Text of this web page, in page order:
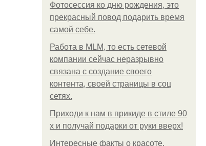
Фотосессия ко дню рождения, это
прекрасный повод подарить время
самой себе.
Работа в MLM, то есть сетевой
компании сейчас неразрывно
связана с создание своего
контента, своей страницы в соц
сетях.
Приходи к нам в прикиде в стиле 90
х и получай подарки от руки вверх!
Интересные факты о красоте,